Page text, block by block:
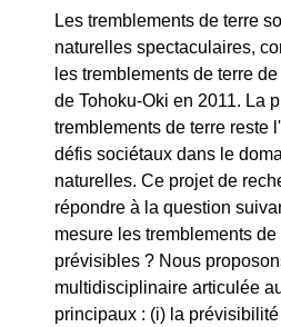
Les tremblements de terre
naturelles spectaculaires,
les tremblements de terre
de Tohoku-Oki en 2011. La
tremblements de terre reste
défis sociétaux dans le
naturelles. Ce projet de
répondre à la question
mesure les tremblements
prévisibles ? Nous
multidisciplinaire articulée
principaux : (i) la